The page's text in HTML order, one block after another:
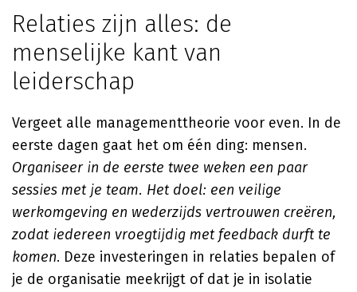
Relaties zijn alles: de
menselijke kant van
leiderschap
Vergeet alle managementtheorie voor even. In de
eerste dagen gaat het om één ding: mensen.
Organiseer in de eerste twee weken een paar
sessies met je team. Het doel: een veilige
werkomgeving en wederzijds vertrouwen creëren,
zodat iedereen vroegtijdig met feedback durft te
komen. Deze investeringen in relaties bepalen of
je de organisatie meekrijgt of dat je in isolatie